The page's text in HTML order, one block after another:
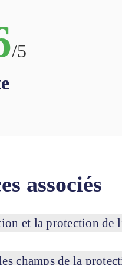
/5
associés